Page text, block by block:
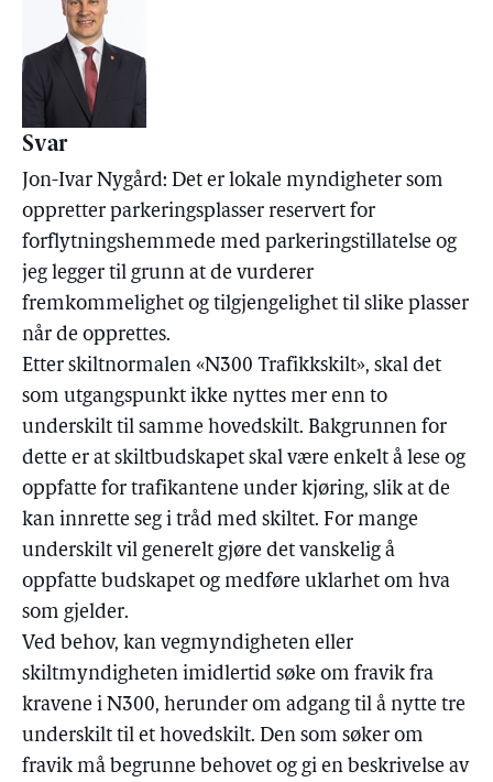
Svar
Jon-Ivar Nygård: Det er lokale myndigheter som
oppretter parkeringsplasser reservert for
forflytningshemmede med parkeringstillatelse og
jeg legger til grunn at de vurderer
fremkommelighet og tilgjengelighet til slike plasser
når de opprettes.
Etter skiltnormalen «N300 Trafikkskilt», skal det
som utgangspunkt ikke nyttes mer enn to
underskilt til samme hovedskilt. Bakgrunnen for
dette er at skiltbudskapet skal være enkelt å lese og
oppfatte for trafikantene under kjøring, slik at de
kan innrette seg i tråd med skiltet. For mange
underskilt vil generelt gjøre det vanskelig å
oppfatte budskapet og medføre uklarhet om hva
som gjelder.
Ved behov, kan vegmyndigheten eller
skiltmyndigheten imidlertid søke om fravik fra
kravene i N300, herunder om adgang til å nytte tre
underskilt til et hovedskilt. Den som søker om
fravik må begrunne behovet og gi en beskrivelse av